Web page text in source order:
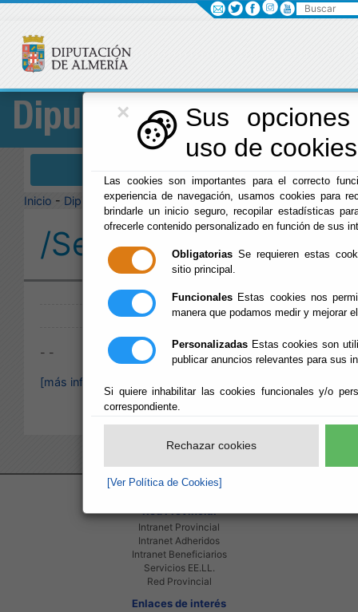
×
Sus
uso de
Las cookies son importantes para el correcto
experiencia de navegación, usamos cookies para
brindarle un inicio seguro, recopilar estadísticas
ofrecerle contenido personalizado en función de sus
Obligatorias Se requieren estas
sitio principal.
Funcionales Estas cookies nos
manera que podamos medir y mejorar
Personalizadas Estas cookies son
publicar anuncios relevantes para sus
Si quiere inhabilitar las cookies funcionales y/o
correspondiente.
Rechazar cookies
[Ver Política de Cookies]
Diputación
Inicio - Diputación -
/Servicios/
- -
Publicado:
[más información]
Red Provincial
Intranet Provincial
Intranet Adheridos
Intranet Beneficiarios
Servicios EE.LL.
Red Provincial
Enlaces de interés
Buscar